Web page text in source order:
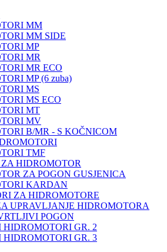
MM
MM SIDE
MP
MR
MR ECO
MP (6 zuba)
MS
MS ECO
MT
MV
B/MR - S KOČNICOM
TMF
HIDROMOTOR
ZA POGON GUSJENICA
KARDAN
ZA HIDROMOTORE
UPRAVLJANJE HIDROMOTORA
POGON
HIDROMOTORI GR. 2
HIDROMOTORI GR. 3